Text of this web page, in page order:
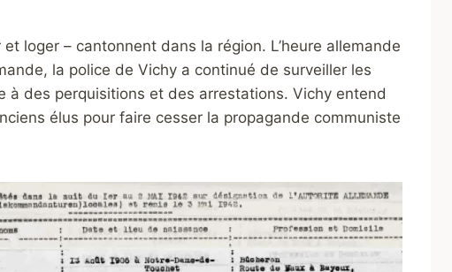
loger – cantonnent dans la région. L’heure allemande
la police de Vichy a continué de surveiller les
à des perquisitions et des arrestations. Vichy entend
élus pour faire cesser la propagande communiste